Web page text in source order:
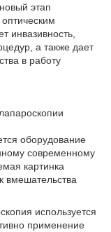
этап
инвазивность,
а также дает
в работу
оборудование
современному
картинка
вмешательства
используется
применение